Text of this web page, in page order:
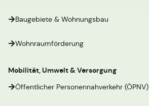
Baugebiete & Wohnungsbau
Wohnraumförderung
Mobilität, Umwelt & Versorgung
Öffentlicher Personennahverkehr (ÖPNV)